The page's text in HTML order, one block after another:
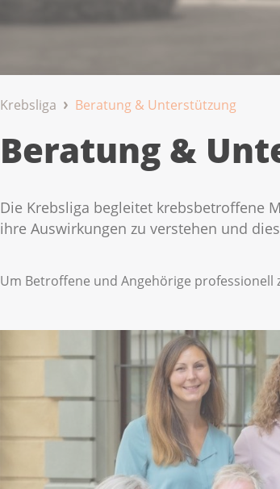
Krebsliga Beratung & Unterstützung
Beratung &
Die Krebsliga begleitet krebsbetroffene
ihre Auswirkungen zu verstehen und
Um Betroffene und Angehörige professionell